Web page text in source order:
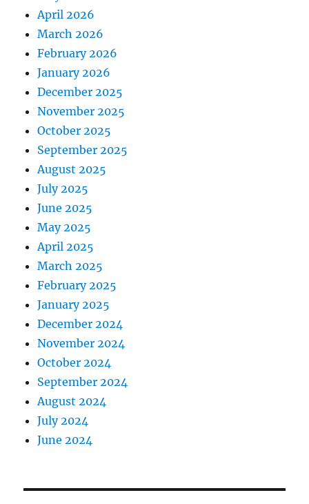
April 2026
March 2026
February 2026
January 2026
December 2025
November 2025
October 2025
September 2025
August 2025
July 2025
June 2025
May 2025
April 2025
March 2025
February 2025
January 2025
December 2024
November 2024
October 2024
September 2024
August 2024
July 2024
June 2024